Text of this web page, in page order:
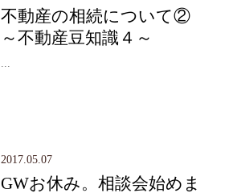
不動産の相続について②
～不動産豆知識４～
2017.05.07
GWお休み。相談会始めま